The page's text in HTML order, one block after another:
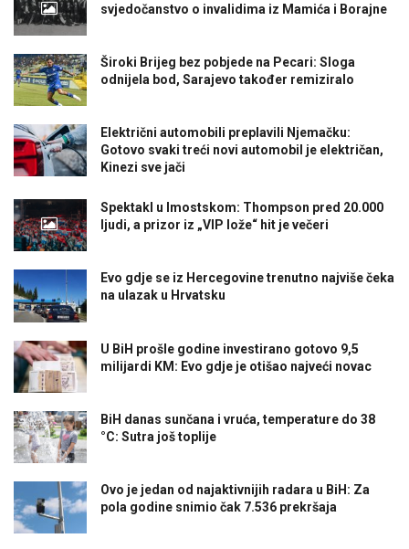
svjedočanstvo o invalidima iz Mamića i Borajne
Široki Brijeg bez pobjede na Pecari: Sloga
odnijela bod, Sarajevo također remiziralo
Električni automobili preplavili Njemačku:
Gotovo svaki treći novi automobil je električan,
Kinezi sve jači
Spektakl u Imostskom: Thompson pred 20.000
ljudi, a prizor iz „VIP lože“ hit je večeri
Evo gdje se iz Hercegovine trenutno najviše čeka
na ulazak u Hrvatsku
U BiH prošle godine investirano gotovo 9,5
milijardi KM: Evo gdje je otišao najveći novac
BiH danas sunčana i vruća, temperature do 38
°C: Sutra još toplije
Ovo je jedan od najaktivnijih radara u BiH: Za
pola godine snimio čak 7.536 prekršaja